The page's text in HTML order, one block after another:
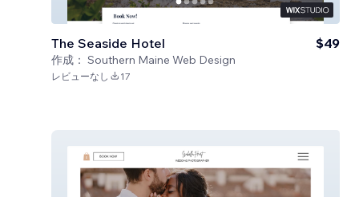
The Seaside Hotel
作成： Southern Maine Web Design
$49
レビューなし 17